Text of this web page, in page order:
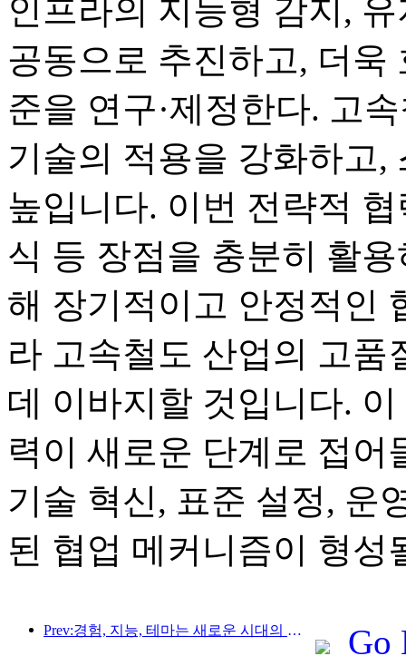
인프라의 지능형 감지,
공동으로 추진하고, 더욱
준을 연구·제정한다. 고
기술의 적용을 강화하고,
높입니다. 이번 전략적
식 등 장점을 충분히 활
해 장기적이고 안정적인
라 고속철도 산업의 고품
데 이바지할 것입니다.
력이 새로운 단계로 접
기술 혁신, 표준 설정, 운
된 협업 메커니즘이 형성
Prev:경험, 지능, 테마는 새로운 시대의 호텔을 위한 솔루션입니다. Go